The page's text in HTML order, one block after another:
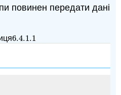
повинен передати дані
6.4.1.1
6.4.1.1